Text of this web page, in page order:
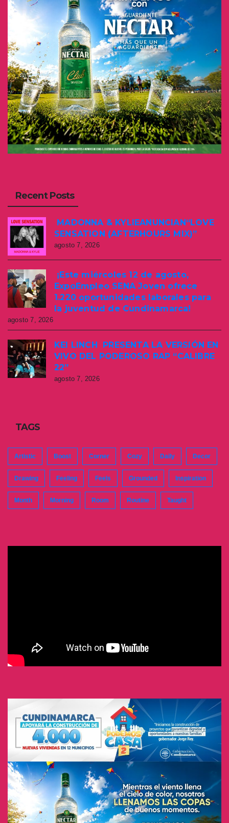
Recent Posts
MADONNA & KYLIEANUNCIAN“LOVE
SENSATION (AFTERHOURS MIX)”
agosto 7, 2026
¡Este miércoles 12 de agosto,
ExpoEmpleo SENA Joven ofrece
1.220 oportunidades laborales para
la juventud de Cundinamarca!
agosto 7, 2026
KEI LINCH PRESENTA LA VERSIÓN EN
VIVO DEL PODEROSO RAP “CALIBRE
22”
agosto 7, 2026
TAGS
Artistic Boost Corner Cozy Daily Decor
Drawing Feeling Feels Grounded Inspiration
Month Morning Room Routine Taught